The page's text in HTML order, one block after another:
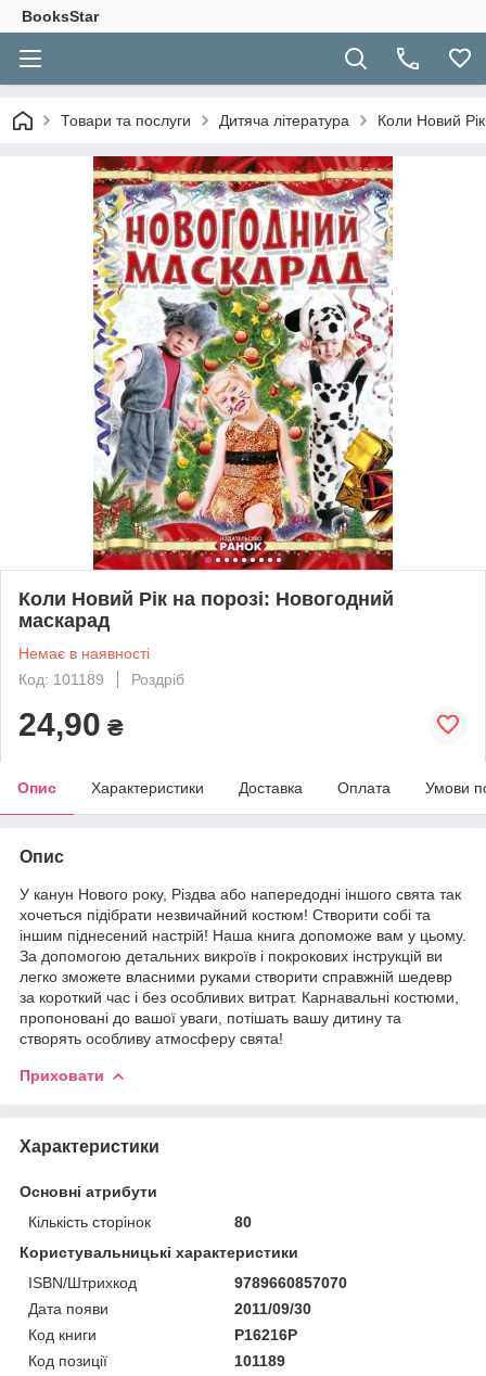
BooksStar
Товари та послуги Дитяча література Коли Новий
Коли Новий Рік на порозі: Новогодний
маскарад
Немає в наявності
Код: 101189
Роздріб
24,90 ₴
Опис Характеристики Доставка Оплата Умови
Опис
У канун Нового року, Різдва або напередодні іншого свята так
хочеться підібрати незвичайний костюм! Створити собі та
іншим піднесений настрій! Наша книга допоможе вам у цьому.
За допомогою детальних викроїв і покрокових інструкцій ви
легко зможете власними руками створити справжній шедевр
за короткий час і без особливих витрат. Карнавальні костюми,
пропоновані до вашої уваги, потішать вашу дитину та
створять особливу атмосферу свята!
Приховати
Характеристики
Основні атрибути
Кількість сторінок
80
Користувальницькі характеристики
ISBN/Штрихкод
9789660857070
Дата появи
2011/09/30
Код книги
Р16216Р
Код позиції
101189